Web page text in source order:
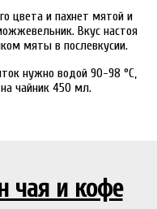
цвета и пахнет мятой и
Вкус настоя
мяты в послевкусии.
нужно водой 90-98 °C,
чайник 450 мл.
чая и кофе